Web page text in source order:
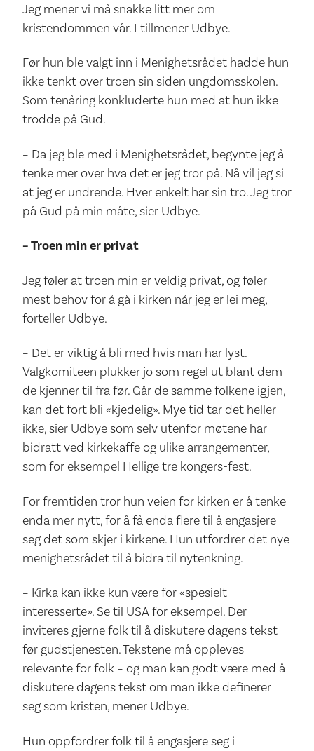
Jeg mener vi må snakke litt mer om
kristendommen vår. I tillmener Udbye.
Før hun ble valgt inn i Menighetsrådet hadde hun
ikke tenkt over troen sin siden ungdomsskolen.
Som tenåring konkluderte hun med at hun ikke
trodde på Gud.
– Da jeg ble med i Menighetsrådet, begynte jeg å
tenke mer over hva det er jeg tror på. Nå vil jeg si
at jeg er undrende. Hver enkelt har sin tro. Jeg tror
på Gud på min måte, sier Udbye.
– Troen min er privat
Jeg føler at troen min er veldig privat, og føler
mest behov for å gå i kirken når jeg er lei meg,
forteller Udbye.
– Det er viktig å bli med hvis man har lyst.
Valgkomiteen plukker jo som regel ut blant dem
de kjenner til fra før. Går de samme folkene igjen,
kan det fort bli «kjedelig». Mye tid tar det heller
ikke, sier Udbye som selv utenfor møtene har
bidratt ved kirkekaffe og ulike arrangementer,
som for eksempel Hellige tre kongers-fest.
For fremtiden tror hun veien for kirken er å tenke
enda mer nytt, for å få enda flere til å engasjere
seg det som skjer i kirkene. Hun utfordrer det nye
menighetsrådet til å bidra til nytenkning.
– Kirka kan ikke kun være for «spesielt
interesserte». Se til USA for eksempel. Der
inviteres gjerne folk til å diskutere dagens tekst
før gudstjenesten. Tekstene må oppleves
relevante for folk – og man kan godt være med å
diskutere dagens tekst om man ikke definerer
seg som kristen, mener Udbye.
Hun oppfordrer folk til å engasjere seg i